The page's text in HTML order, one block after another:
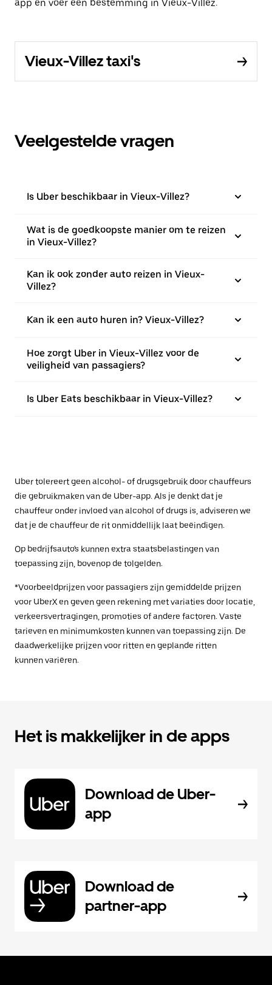
app en voer een bestemming in Vieux-Villez.
Vieux-Villez taxi's
Veelgestelde vragen
Is Uber beschikbaar in Vieux-Villez?
Wat is de goedkoopste manier om te reizen
in Vieux-Villez?
Kan ik ook zonder auto reizen in Vieux-
Villez?
Kan ik een auto huren in? Vieux-Villez?
Hoe zorgt Uber in Vieux-Villez voor de
veiligheid van passagiers?
Is Uber Eats beschikbaar in Vieux-Villez?
Uber tolereert geen alcohol- of drugsgebruik door chauffeurs
die gebruikmaken van de Uber-app. Als je denkt dat je
chauffeur onder invloed van alcohol of drugs is, adviseren we
dat je de chauffeur de rit onmiddellijk laat beëindigen.
Op bedrijfsauto's kunnen extra staatsbelastingen van
toepassing zijn, bovenop de tolgelden.
*Voorbeeldprijzen voor passagiers zijn gemiddelde prijzen
voor UberX en geven geen rekening met variaties door locatie,
verkeersvertragingen, promoties of andere factoren. Vaste
tarieven en minimumkosten kunnen van toepassing zijn. De
daadwerkelijke prijzen voor ritten en geplande ritten
kunnen variëren.
Het is makkelijker in de apps
Download de Uber-
app
Download de
partner-app